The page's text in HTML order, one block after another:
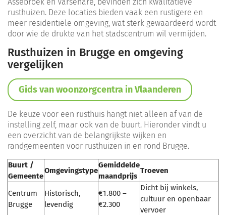
rusthuizen. Deze locaties bieden vaak een rustigere en
meer residentiële omgeving, wat sterk gewaardeerd wordt
door wie de drukte van het stadscentrum wil vermijden.
Rusthuizen in Brugge en omgeving
vergelijken
Gids van woonzorgcentra in Vlaanderen
De keuze voor een rusthuis hangt niet alleen af van de
instelling zelf, maar ook van de buurt. Hieronder vindt u
een overzicht van de belangrijkste wijken en
randgemeenten voor rusthuizen in en rond Brugge.
Buurt /
Gemeente
Omgevingstype
Gemiddelde
maandprijs
Troeven
Centrum
Brugge
Historisch,
levendig
€1.800 –
€2.300
Dicht bij winkels,
cultuur en openbaar
vervoer